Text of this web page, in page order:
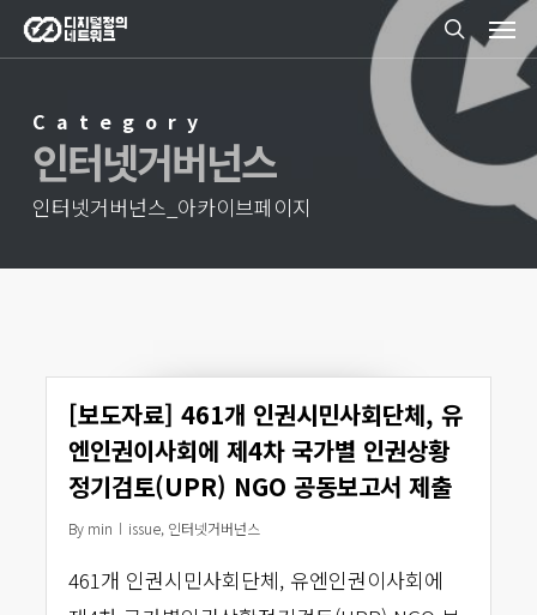
Skip
to
content
search
Category
인터넷거버넌스
인터넷거버넌스_아카이브페이지
[보도자료] 461개 인권시민사회단체, 유
엔인권이사회에 제4차 국가별 인권상황
정기검토(UPR) NGO 공동보고서 제출
By min issue, 인터넷거버넌스
461개 인권시민사회단체, 유엔인권이사회에